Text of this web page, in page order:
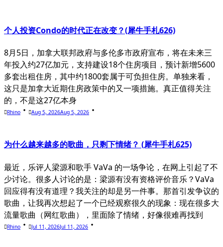
个人投资Condo的时代正在改变？(犀牛手札626)
8月5日，加拿大联邦政府与多伦多市政府宣布，将在未来三
年投入约27亿加元，支持建设18个住房项目，预计新增5600
多套出租住房，其中约1800套属于可负担住房。单独来看，
这只是加拿大近期住房政策中的又一项措施。真正值得关注
的，不是这27亿本身
Rhino Aug 5, 2026Aug 5, 2026
为什么越来越多的歌曲，只剩下情绪？ (犀牛手札625)
最近，乐评人梁源和歌手 VaVa 的一场争论，在网上引起了不
少讨论。很多人讨论的是：梁源有没有资格评价音乐？VaVa
回应得有没有道理？我关注的却是另一件事。那首引发争议的
歌曲，让我再次想起了一个已经观察很久的现象：现在很多大
流量歌曲（网红歌曲），里面除了情绪，好像很难再找到
Rhino Jul 11, 2026Jul 11, 2026